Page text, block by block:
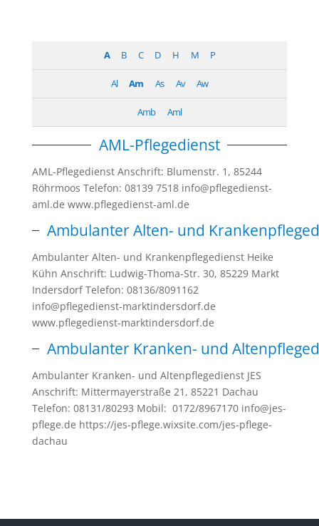
A B C D H M P
Al Am As Av Aw
Amb Aml
AML-Pflegedienst
AML-Pflegedienst Anschrift: Blumenstr. 1, 85244
Röhrmoos Telefon: 08139 7518 info@pflegedienst-
aml.de www.pflegedienst-aml.de
Ambulanter Alten- und
Ambulanter Alten- und Krankenpflegedienst Heike
Kühn Anschrift: Ludwig-Thoma-Str. 30, 85229 Markt
Indersdorf Telefon: 08136/8091162
info@pflegedienst-marktindersdorf.de
www.pflegedienst-marktindersdorf.de
Ambulanter Kranken- und
Ambulanter Kranken- und Altenpflegedienst JES
Anschrift: Mittermayerstraße 21, 85221 Dachau
Telefon: 08131/80293 Mobil: 0172/8967170 info@jes-
pflege.de https://jes-pflege.wixsite.com/jes-pflege-
dachau